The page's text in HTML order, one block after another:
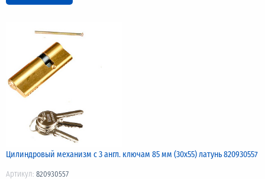
Цилиндровый механизм с 3 англ. ключам 85 мм (30х55) латунь 820930557
Артикул: 820930557